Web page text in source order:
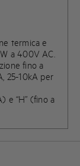
termica e
a 400V AC.
fino a
25-10kA per
e “H” (fino a